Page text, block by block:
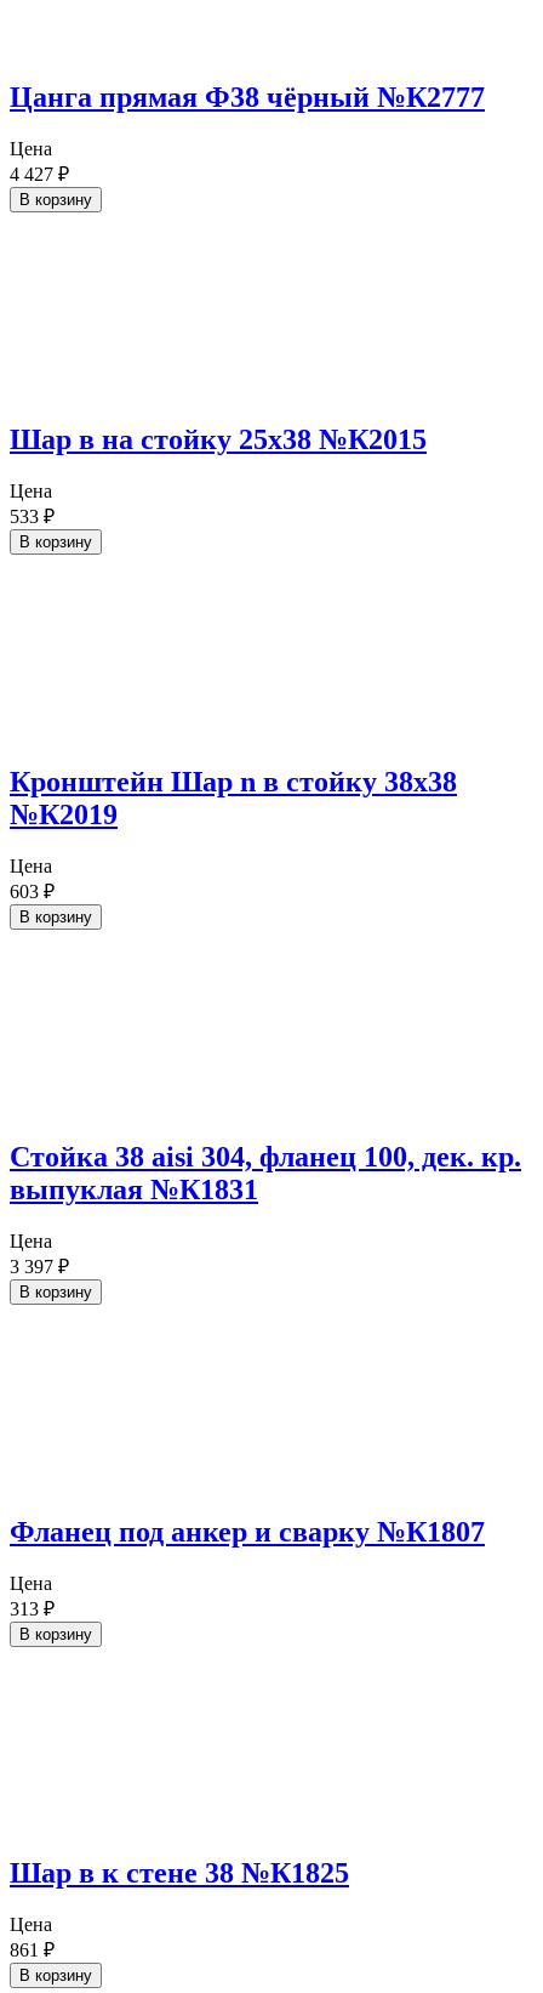
Цанга прямая Ф38 чёрный №К2777
Цена
4 427 ₽
В корзину
Шар в на стойку 25х38 №К2015
Цена
533 ₽
В корзину
Кронштейн Шар n в стойку 38х38
№К2019
Цена
603 ₽
В корзину
Стойка 38 aisi 304, фланец 100, дек. кр.
выпуклая №К1831
Цена
3 397 ₽
В корзину
Фланец под анкер и сварку №К1807
Цена
313 ₽
В корзину
Шар в к стене 38 №К1825
Цена
861 ₽
В корзину